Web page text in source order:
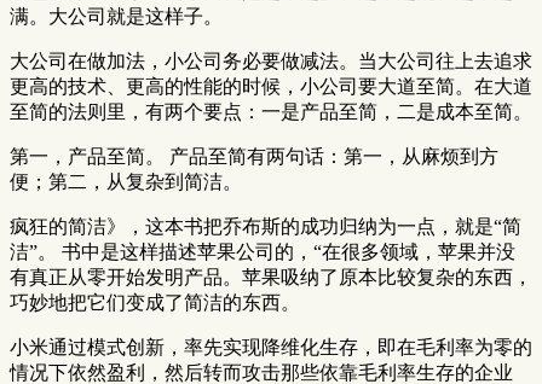
满。大公司就是这样子。
大公司在做加法，小公司务必要做减法。当大公司往上去追求
更高的技术、更高的性能的时候，小公司要大道至简。在大道
至简的法则里，有两个要点：一是产品至简，二是成本至简。
第一，产品至简。 产品至简有两句话：第一，从麻烦到方
便；第二，从复杂到简洁。
疯狂的简洁》，这本书把乔布斯的成功归纳为一点，就是“简
洁”。 书中是这样描述苹果公司的，“在很多领域，苹果并没
有真正从零开始发明产品。苹果吸纳了原本比较复杂的东西，
巧妙地把它们变成了简洁的东西。
小米通过模式创新，率先实现降维化生存，即在毛利率为零的
情况下依然盈利，然后转而攻击那些依靠毛利率生存的企业